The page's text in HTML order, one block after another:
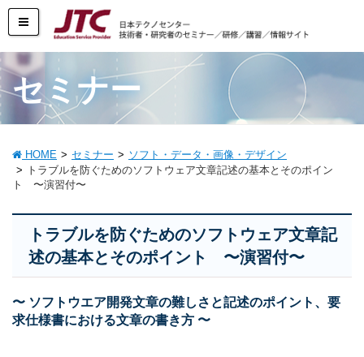
セミナー
HOME セミナー
ソフト・データ・画像・デザイン
トラブルを防ぐためのソフトウェア文章記述の基本とそのポイン
ト 〜演習付〜
トラブルを防ぐためのソフトウェア文章記
述の基本とそのポイント 〜演習付〜
〜 ソフトウエア開発文章の難しさと記述のポイント、要
求仕様書における文章の書き方 〜